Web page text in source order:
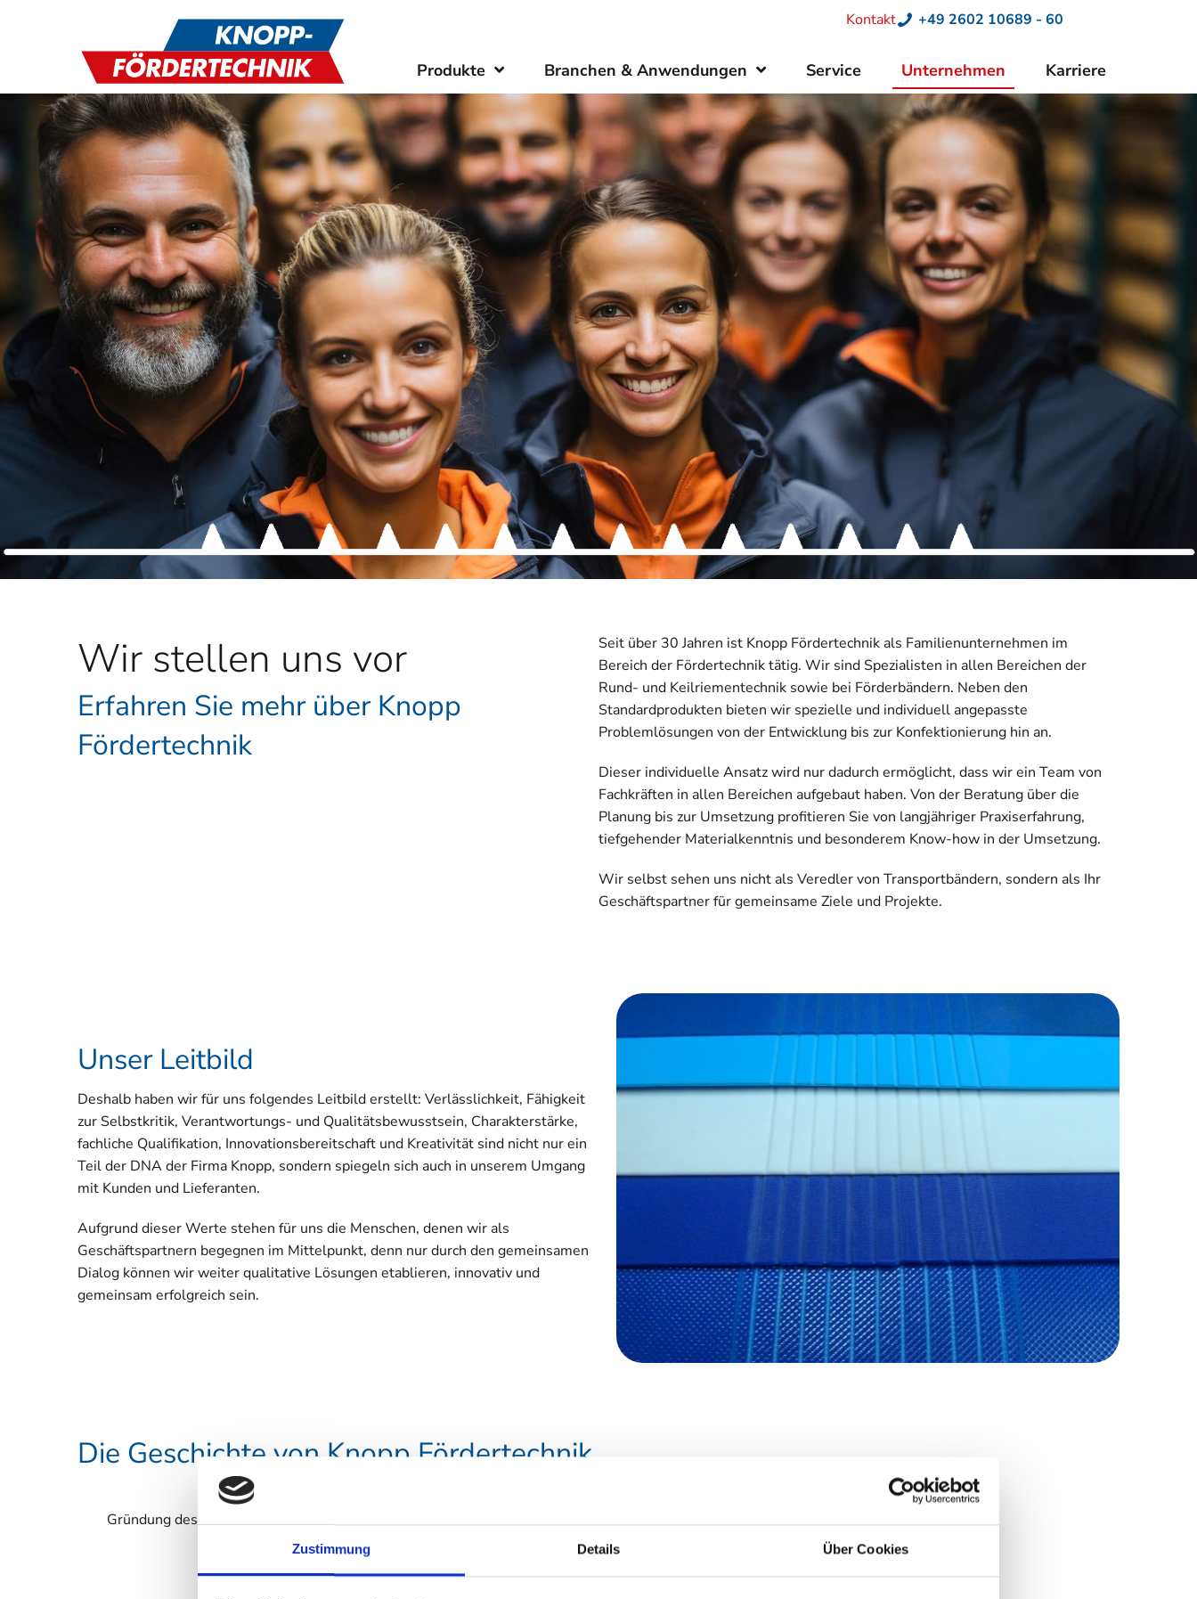
Zustimmung Details Über Cookies
Kontakt +49 2602 10689 - 60
Produkte Branchen & Anwendungen Service Unternehmen Karriere
Wir stellen uns vor
Erfahren Sie mehr über Knopp
Fördertechnik
Seit über 30 Jahren ist Knopp Fördertechnik als Familienunternehmen im
Bereich der Fördertechnik tätig. Wir sind Spezialisten in allen Bereichen der
Rund- und Keilriementechnik sowie bei Förderbändern. Neben den
Standardprodukten bieten wir spezielle und individuell angepasste
Problemlösungen von der Entwicklung bis zur Konfektionierung hin an.
Dieser individuelle Ansatz wird nur dadurch ermöglicht, dass wir ein Team von
Fachkräften in allen Bereichen aufgebaut haben. Von der Beratung über die
Planung bis zur Umsetzung profitieren Sie von langjähriger Praxiserfahrung,
tiefgehender Materialkenntnis und besonderem Know-how in der Umsetzung.
Wir selbst sehen uns nicht als Veredler von Transportbändern, sondern als Ihr
Geschäftspartner für gemeinsame Ziele und Projekte.
Unser Leitbild
Deshalb haben wir für uns folgendes Leitbild erstellt: Verlässlichkeit, Fähigkeit
zur Selbstkritik, Verantwortungs- und Qualitätsbewusstsein, Charakterstärke,
fachliche Qualifikation, Innovationsbereitschaft und Kreativität sind nicht nur ein
Teil der DNA der Firma Knopp, sondern spiegeln sich auch in unserem Umgang
mit Kunden und Lieferanten.
Aufgrund dieser Werte stehen für uns die Menschen, denen wir als
Geschäftspartnern begegnen im Mittelpunkt, denn nur durch den gemeinsamen
Dialog können wir weiter qualitative Lösungen etablieren, innovativ und
gemeinsam erfolgreich sein.
Die Geschichte von Knopp Fördertechnik
Gründung des ersten Bandverarbeitenden Unternehmen von Herrn
Knopp und einem Geschäftspartner
1980er